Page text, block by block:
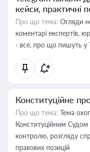
кейси, практичні
Про що тема: Огляди
коментарі експертів,
- все, про що пишуть у
Конституційне
Про що тема: Тема
Конституційним Судом
контролю, розгляду
правових позицій